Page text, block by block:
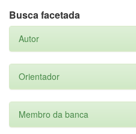
Busca facetada
Autor
Orientador
Membro da banca